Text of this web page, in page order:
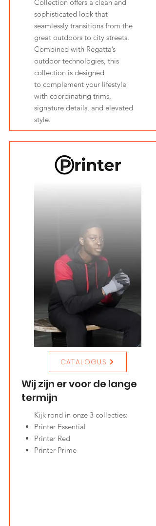
Collection offers a clean and
sophisticated look that
seamlessly transitions from the
great outdoors to city streets.
Combined with Regatta’s
outdoor technologies, this
collection is designed
to complement your lifestyle
with coordinating trims,
signature details, and elevated
style.
CATALOGUS
Wij zijn er voor de lange
termijn
Kijk rond in onze 3 collecties:
Printer Essential
Printer Red
Printer Prime